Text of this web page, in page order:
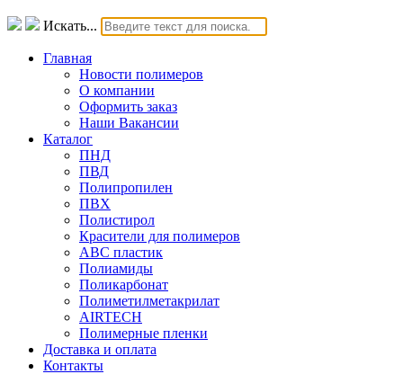
Искать...
Главная
Новости полимеров
О компании
Оформить заказ
Наши Вакансии
Каталог
ПНД
ПВД
Полипропилен
ПВХ
Полистирол
Красители для полимеров
АВС пластик
Полиамиды
Поликарбонат
Полиметилметакрилат
AIRTECH
Полимерные пленки
Доставка и оплата
Контакты